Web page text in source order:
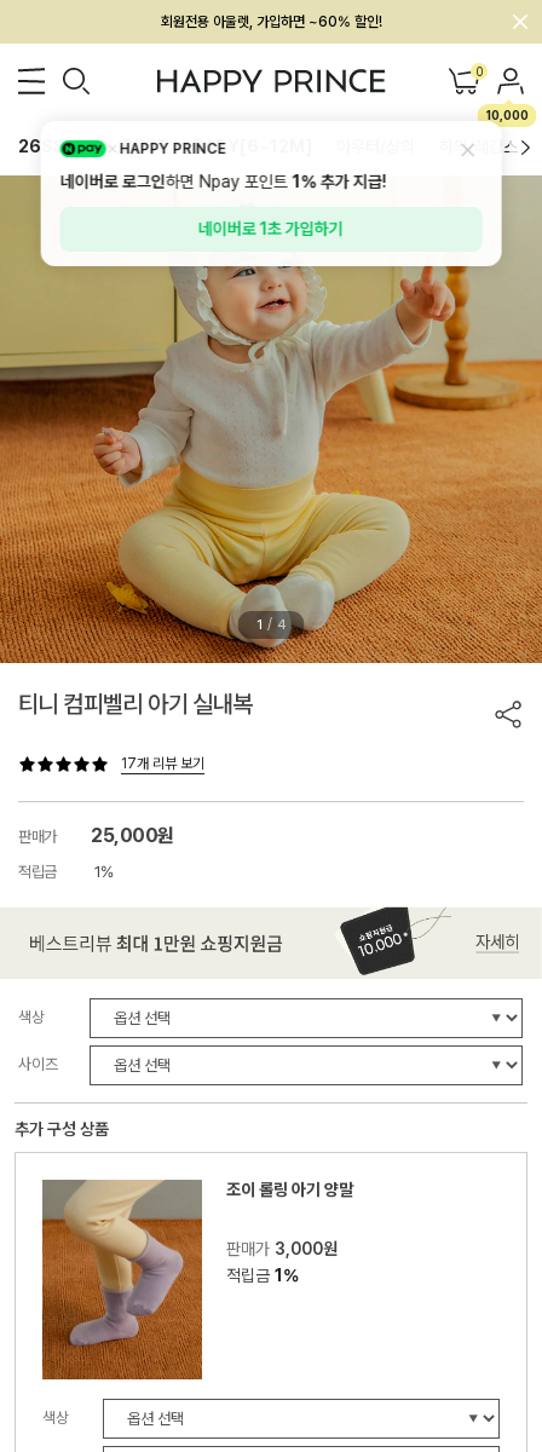
멤버십 최대 28,000원 혜택
0
10,000
26SS 신상 BEST BABY[6~12M] 하의/레깅스
1 / 4
티니 컴피벨리 아기 실내복
17개 리뷰 보기
판매가 25,000원
적립금 1%
색상
사이즈
추가 구성 상품
조이 롤링 아기 양말
판매가 3,000원
적립금1%
색상
HAPPY PRINCE
네이버로 로그인하면 Npay 포인트1%추가 지급!
네이버로 1초 가입하기